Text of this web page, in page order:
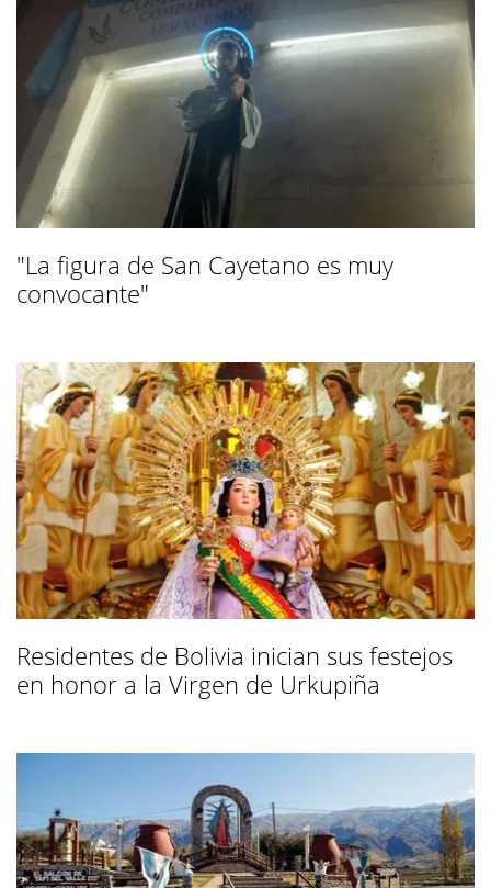
"La figura de San Cayetano es muy
convocante"
Residentes de Bolivia inician sus festejos
en honor a la Virgen de Urkupiña